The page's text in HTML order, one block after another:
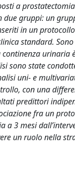
a
gruppi: un
in un
standard.
urinaria
sono state
uni- e
con una
predittori
fra un
a 3 mesi
un ruolo nella